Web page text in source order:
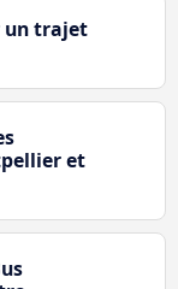
un trajet
et